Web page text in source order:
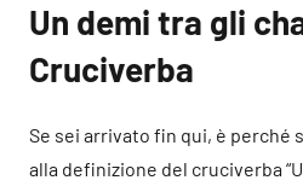
Un demi tra gli
Cruciverba
Se sei arrivato fin qui, è perché
alla definizione del cruciverba